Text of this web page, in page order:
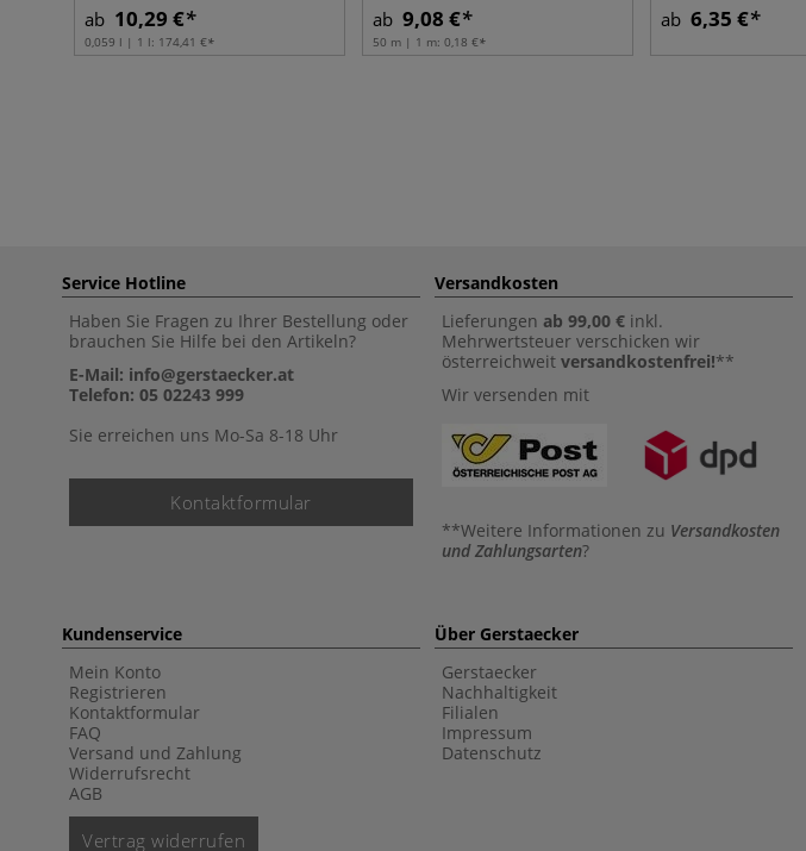
ab 10,29 €
0,059 l | 1 l: 174,41 €
ab 9,08 €
50 m | 1 m: 0,18 €
ab 6,35 €
Service Hotline
Haben Sie Fragen zu Ihrer Bestellung oder
brauchen Sie Hilfe bei den Artikeln?
E-Mail: info@gerstaecker.at
Telefon: 05 02243 999
Sie erreichen uns Mo-Sa 8-18 Uhr
Kontaktformular
Versandkosten
Lieferungen ab 99,00 € inkl.
Mehrwertsteuer verschicken wir
österreichweit versandkostenfrei!**
Wir versenden mit
**Weitere Informationen zu Versandkosten
und Zahlungsarten?
Kundenservice
Mein Konto
Registrieren
Kontaktformular
FAQ
Versand und Zahlung
Widerrufsrecht
AGB
Vertrag widerrufen
Über Gerstaecker
Gerstaecker
Nachhaltigkeit
Filialen
Impressum
Datenschutz